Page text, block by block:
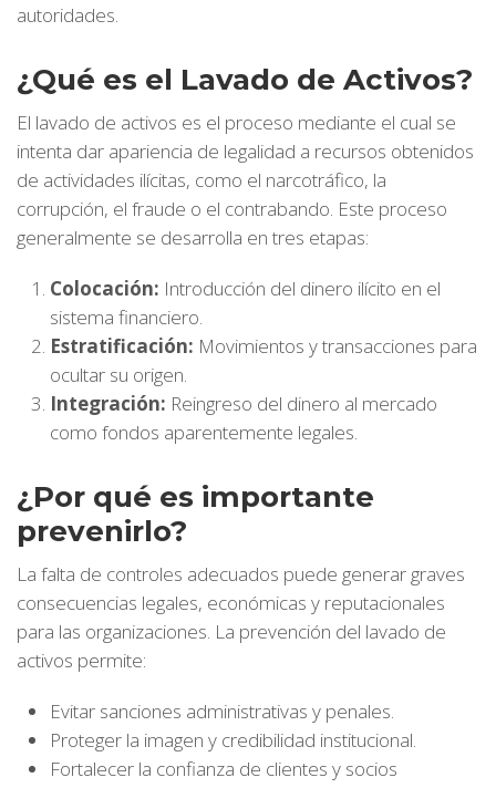
autoridades.
¿Qué es el Lavado de Activos?
El lavado de activos es el proceso mediante el cual se
intenta dar apariencia de legalidad a recursos obtenidos
de actividades ilícitas, como el narcotráfico, la
corrupción, el fraude o el contrabando. Este proceso
generalmente se desarrolla en tres etapas:
Colocación: Introducción del dinero ilícito en el
sistema financiero.
Estratificación: Movimientos y transacciones para
ocultar su origen.
Integración: Reingreso del dinero al mercado
como fondos aparentemente legales.
¿Por qué es importante
prevenirlo?
La falta de controles adecuados puede generar graves
consecuencias legales, económicas y reputacionales
para las organizaciones. La prevención del lavado de
activos permite:
Evitar sanciones administrativas y penales.
Proteger la imagen y credibilidad institucional.
Fortalecer la confianza de clientes y socios